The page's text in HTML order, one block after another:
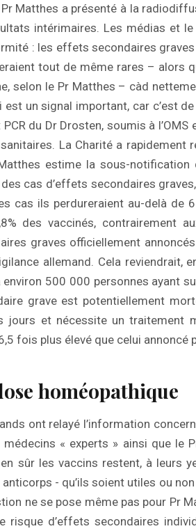
Matthes a présenté à la
intérimaires. Les médias et
: les effets secondaires
tout de même rares – alors
selon le Pr Matthes – càd
un signal important, car c’est de
du Dr Drosten, soumis à
La Charité a rapidement
estime la sous-
cas d’effets secondaires
cas ils perdureraient au-delà de
des vaccinés, contrairement
graves officiellement
allemand. Cela reviendrait,
environ 500 000 personnes ayant
grave est potentiellement
jours et nécessite un traitement
fois plus élevé que celui annoncé
homéopathique
ont relayé l’information
« experts » ainsi que le
sûr les vaccins restent, à leurs
- qu’ils soient utiles ou
ne se pose même pas pour Pr
risque d’effets secondaires